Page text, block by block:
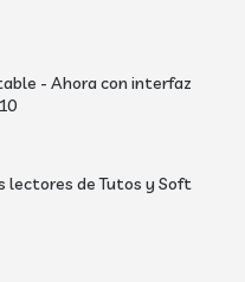
- Ahora con interfaz
lectores de Tutos y Soft